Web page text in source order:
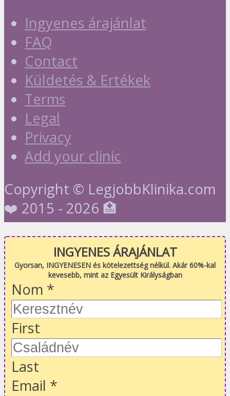
Ingyenes árajánlat
FAQ
Contact
Küldetés & Ertékek
Terms
Legal
Privacy
Add your clinic
Copyright © LegjobbKlinika.com
❤️ 2015 - 2026 🏥
INGYENES ÁRAJÁNLAT
Gyorsan, INGYENESEN és kötelezettség nélkül. Akár 60%-kal
kevesebb, mint az Egyesült Királyságban
Nom *
First
Last
Email *